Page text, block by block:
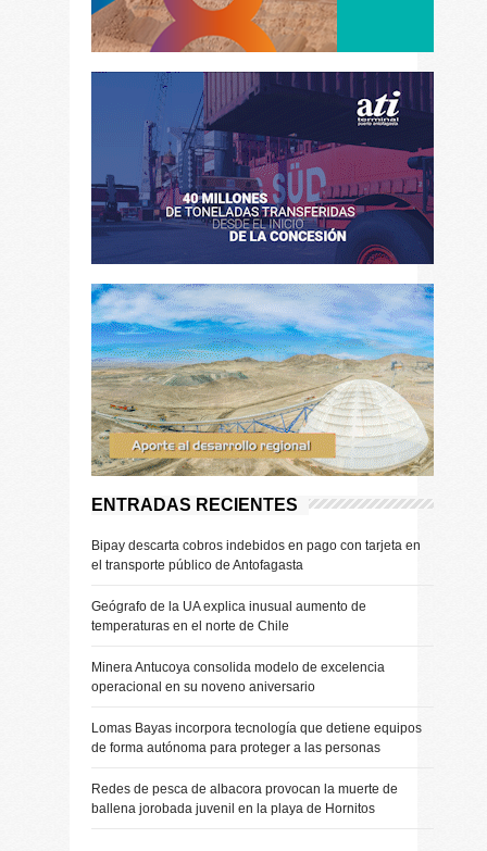
ENTRADAS RECIENTES
Bipay descarta cobros indebidos en pago con tarjeta en
el transporte público de Antofagasta
Geógrafo de la UA explica inusual aumento de
temperaturas en el norte de Chile
Minera Antucoya consolida modelo de excelencia
operacional en su noveno aniversario
Lomas Bayas incorpora tecnología que detiene equipos
de forma autónoma para proteger a las personas
Redes de pesca de albacora provocan la muerte de
ballena jorobada juvenil en la playa de Hornitos